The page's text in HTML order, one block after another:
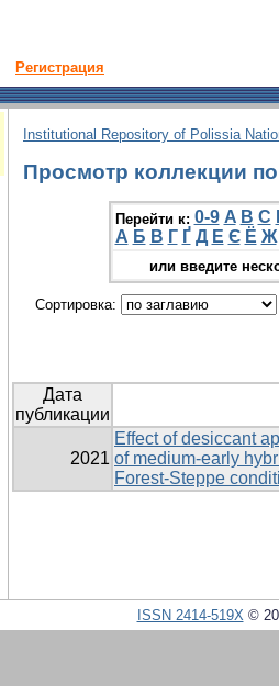
Регистрация
Institutional Repository of Polissia
Просмотр коллекции
Перейти к: 0-9 A B C
А Б В Г Ґ Д Е Є Ё Ж
или введите
Сортировка:
Дата
публикации
2021
Effect of desiccant
of medium-early
Forest-Steppe
ISSN 2414-519X©